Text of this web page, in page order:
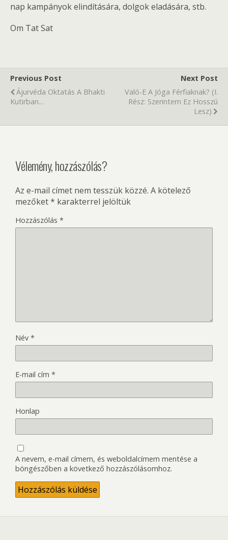
nap kampányok elindítására, dolgok eladására, stb.
Om Tat Sat
Previous Post
Ájurvéda Oktatás A Bhakti
Kutirban...
Next Post
Való-E A Jóga Férfiaknak? (I.
Rész: Szerintem Ez Hosszú
Lesz)
Vélemény, hozzászólás?
Az e-mail címet nem tesszük közzé. A kötelező
mezőket* karakterrel jelöltük
Hozzászólás *
Név *
E-mail cím *
Honlap
A nevem, e-mail címem, és weboldalcímem mentése a
böngészőben a következő hozzászólásomhoz.